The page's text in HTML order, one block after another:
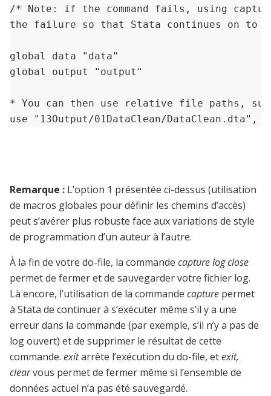
/* Note: if the command fails, using
the failure so that Stata continues on to
global data "data"
global output "output"
* You can then use relative file paths,
use "13Output/01DataClean/DataClean.dta",
Remarque : L’option 1 présentée ci-dessus (utilisation
de macros globales pour définir les chemins d’accès)
peut s’avérer plus robuste face aux variations de style
de programmation d’un auteur à l’autre.
À la fin de votre do-file, la commande capture log close
permet de fermer et de sauvegarder votre fichier log.
Là encore, l’utilisation de la commande capture permet
à Stata de continuer à s’exécuter même s’il y a une
erreur dans la commande (par exemple, s’il n’y a pas de
log ouvert) et de supprimer le résultat de cette
commande. exitarrête l’exécution du do-file, etexit,
clearvous permet de fermer même si l’ensemble de
données actuel n’a pas été sauvegardé.